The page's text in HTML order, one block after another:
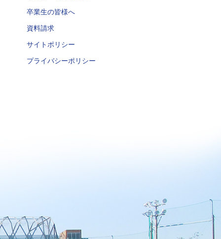
卒業生の皆様へ
資料請求
サイトポリシー
プライバシーポリシー